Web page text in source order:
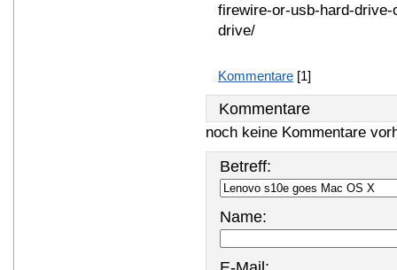
firewire-or-usb-hard-
drive/
Kommentare [1]
Kommentare
noch keine Kommentare
Betreff:
Name: